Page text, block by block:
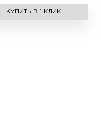
КУПИТЬ В 1 КЛИК